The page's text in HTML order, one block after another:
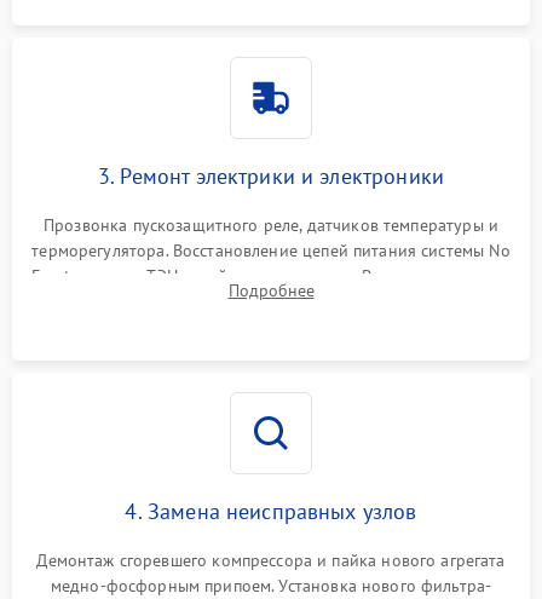
3. Ремонт электрики и электроники
Прозвонка пускозащитного реле, датчиков температуры и
терморегулятора. Восстановление цепей питания системы No
Frost, включая ТЭН оттайки и вентилятор. Ремонт или замена
платы управления при сбоях алгоритмов.
Подробнее
4. Замена неисправных узлов
Демонтаж сгоревшего компрессора и пайка нового агрегата
медно-фосфорным припоем. Установка нового фильтра-